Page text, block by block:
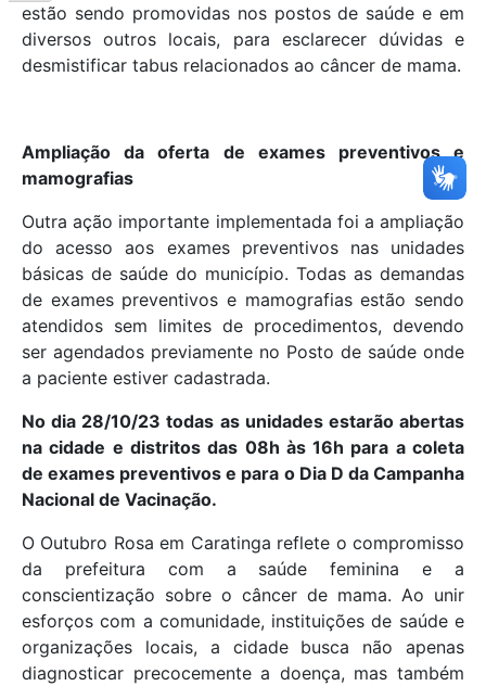
estão sendo promovidas nos postos de saúde e em
diversos outros locais, para esclarecer dúvidas e
desmistificar tabus relacionados ao câncer de mama.
Ampliação da oferta de exames preventivos e
mamografias
Outra ação importante implementada foi a ampliação
do acesso aos exames preventivos nas unidades
básicas de saúde do município. Todas as demandas
de exames preventivos e mamografias estão sendo
atendidos sem limites de procedimentos, devendo
ser agendados previamente no Posto de saúde onde
a paciente estiver cadastrada.
No dia 28/10/23 todas as unidades estarão abertas
na cidade e distritos das 08h às 16h para a coleta
de exames preventivos e para o Dia D da Campanha
Nacional de Vacinação.
O Outubro Rosa em Caratinga reflete o compromisso
da prefeitura com a saúde feminina e a
conscientização sobre o câncer de mama. Ao unir
esforços com a comunidade, instituições de saúde e
organizações locais, a cidade busca não apenas
diagnosticar precocemente a doença, mas também